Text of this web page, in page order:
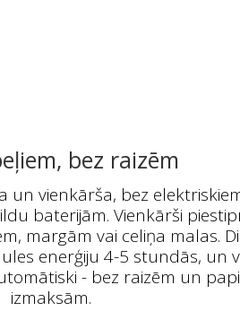
bez raizēm
un vienkārša, bez
baterijām. Vienkārši
margām vai celiņa malas.
enerģiju 4-5 stundās, un
- bez raizēm un
izmaksām.